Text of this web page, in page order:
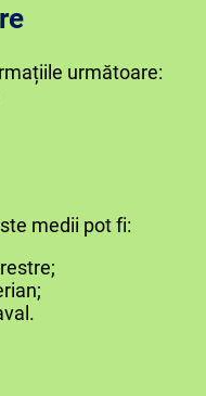
următoare:
medii pot fi: